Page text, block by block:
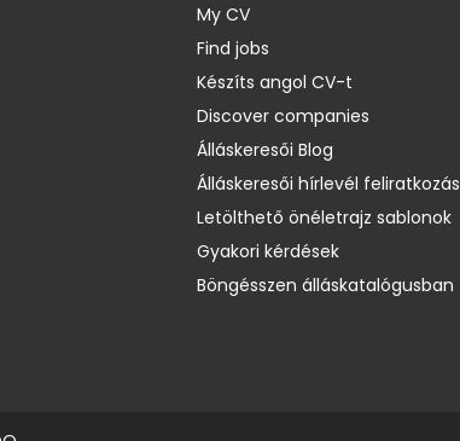
My CV
Find jobs
Készíts angol CV-t
Discover companies
Álláskeresői Blog
Álláskeresői hírlevél feliratkozás
Letölthető önéletrajz sablonok
Gyakori kérdések
Böngésszen álláskatalógusban